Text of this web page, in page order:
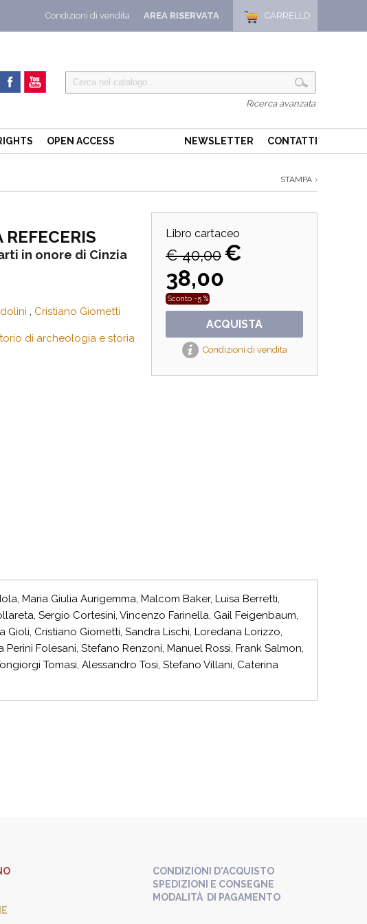
CARRELLO
AREA RISERVATA
Condizioni di vendita
Ricerca avanzata
OPEN ACCESS NEWSLETTER CONTATTI
STAMPA
Libro cartaceo
€ 40,00€
38,00
Sconto -5 %
ACQUISTA
Condizioni di vendita
in onore di Cinzia
, Cristiano Giometti
di archeologia e storia
Maria Giulia Aurigemma, Malcom Baker, Luisa Berretti,
Sergio Cortesini, Vincenzo Farinella, Gail Feigenbaum,
Cristiano Giometti, Sandra Lischi, Loredana Lorizzo,
Folesani, Stefano Renzoni, Manuel Rossi, Frank Salmon,
Tomasi, Alessandro Tosi, Stefano Villani, Caterina
CONDIZIONI D'ACQUISTO
SPEDIZIONI E CONSEGNE
MODALITÀ DI PAGAMENTO